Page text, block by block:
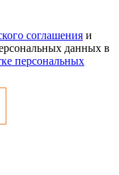
соглашения и
данных в
персональных